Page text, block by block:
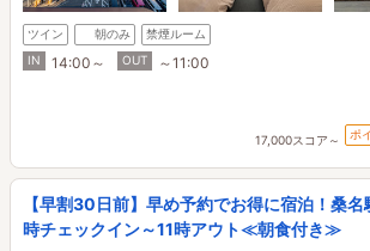
ツイン 朝のみ
禁煙ルーム
IN
14:00～ OUT ～11:00
17,000スコア～ ポ
【早割30日前】早め予約でお得に宿泊！桑
時チェックイン～11時アウト≪朝食付き≫